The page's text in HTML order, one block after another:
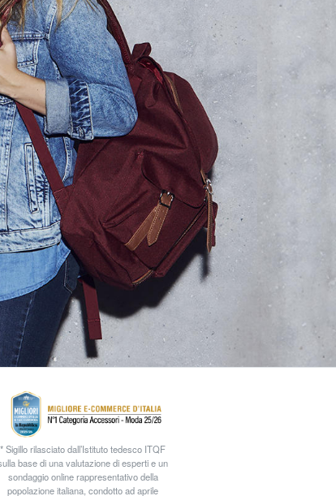
* Sigillo rilasciato dall’Istituto tedesco ITQF
base di una valutazione di esperti e un
sondaggio online rappresentativo della
popolazione italiana, condotto ad aprile